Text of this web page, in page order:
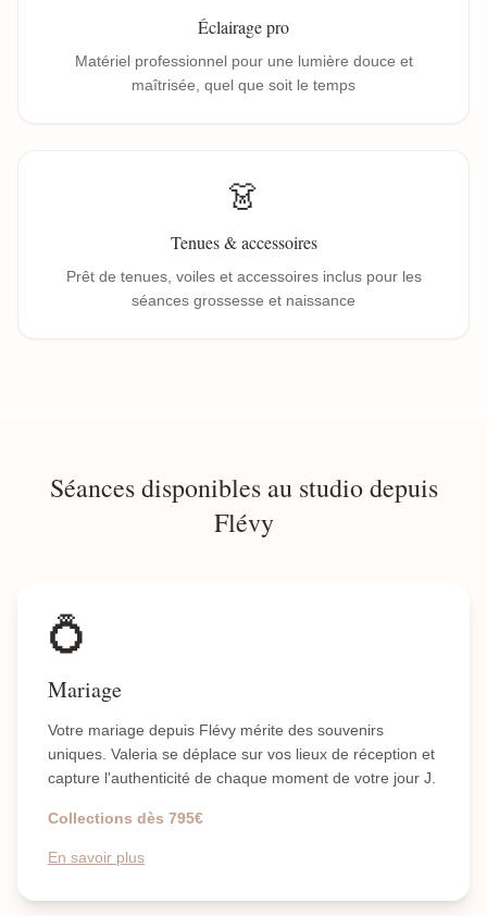
Éclairage pro
Matériel professionnel pour une lumière douce et
maîtrisée, quel que soit le temps
👗
Tenues & accessoires
Prêt de tenues, voiles et accessoires inclus pour les
séances grossesse et naissance
Séances disponibles au studio depuis
Flévy
💍
Mariage
Votre mariage depuis Flévy mérite des souvenirs
uniques. Valeria se déplace sur vos lieux de réception et
capture l'authenticité de chaque moment de votre jour J.
Collections dès 795€
En savoir plus